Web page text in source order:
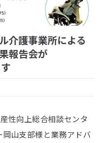
介護事業所による
報告会が
性向上総合相談センタ
山支部様と業務アドバ